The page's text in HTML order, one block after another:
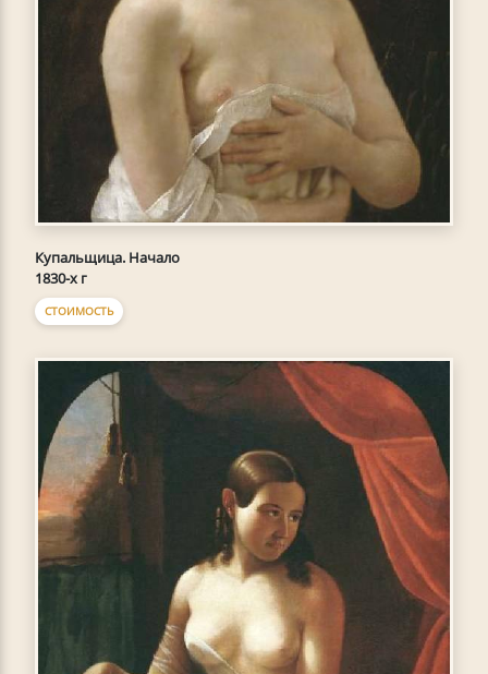
Купальщица. Начало
1830-х г
СТОИМОСТЬ